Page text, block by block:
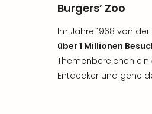
Burgers’ Zoo
Im Jahre 1968 von
über 1 Millionen
Themenbereichen ein
Entdecker und gehe